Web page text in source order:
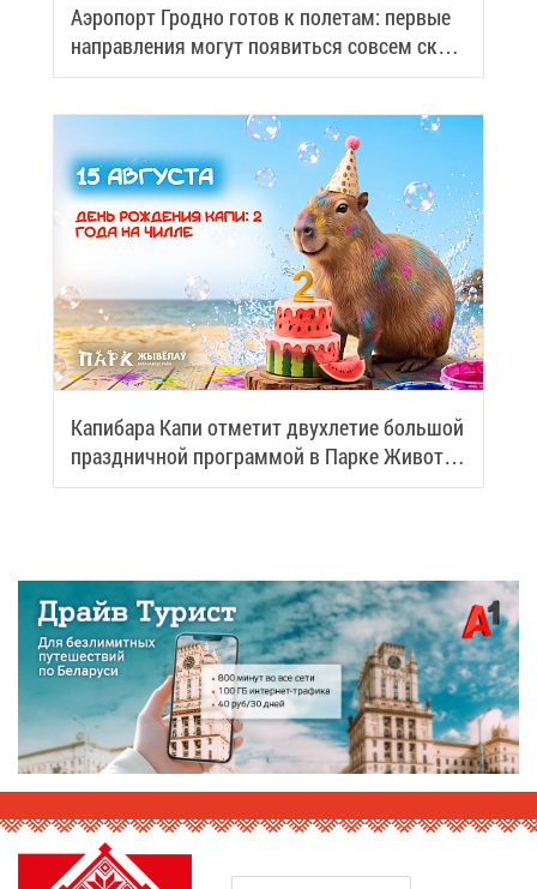
Аэро­порт Грод­но го­тов к по­ле­там: пер­вые
на­прав­ле­ния мо­гут по­явить­ся со­всем ско­
ро
Ка­пи­ба­ра Ка­пи от­ме­тит двух­ле­тие боль­шой
празд­нич­ной про­грам­мой в Пар­ке Жи­вот­
ных